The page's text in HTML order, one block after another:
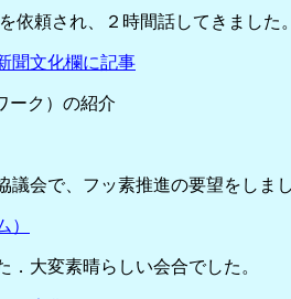
頼され、２時間話してきました
聞文化欄に記事
ーク）の紹介
会で、フッ素推進の要望をしまし
）
大変素晴らしい会合でした。